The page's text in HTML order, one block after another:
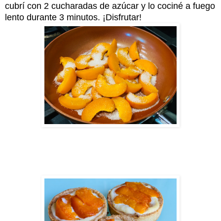
cubrí con 2 cucharadas de azúcar y lo cociné a fuego
lento durante 3 minutos. ¡Disfrutar!